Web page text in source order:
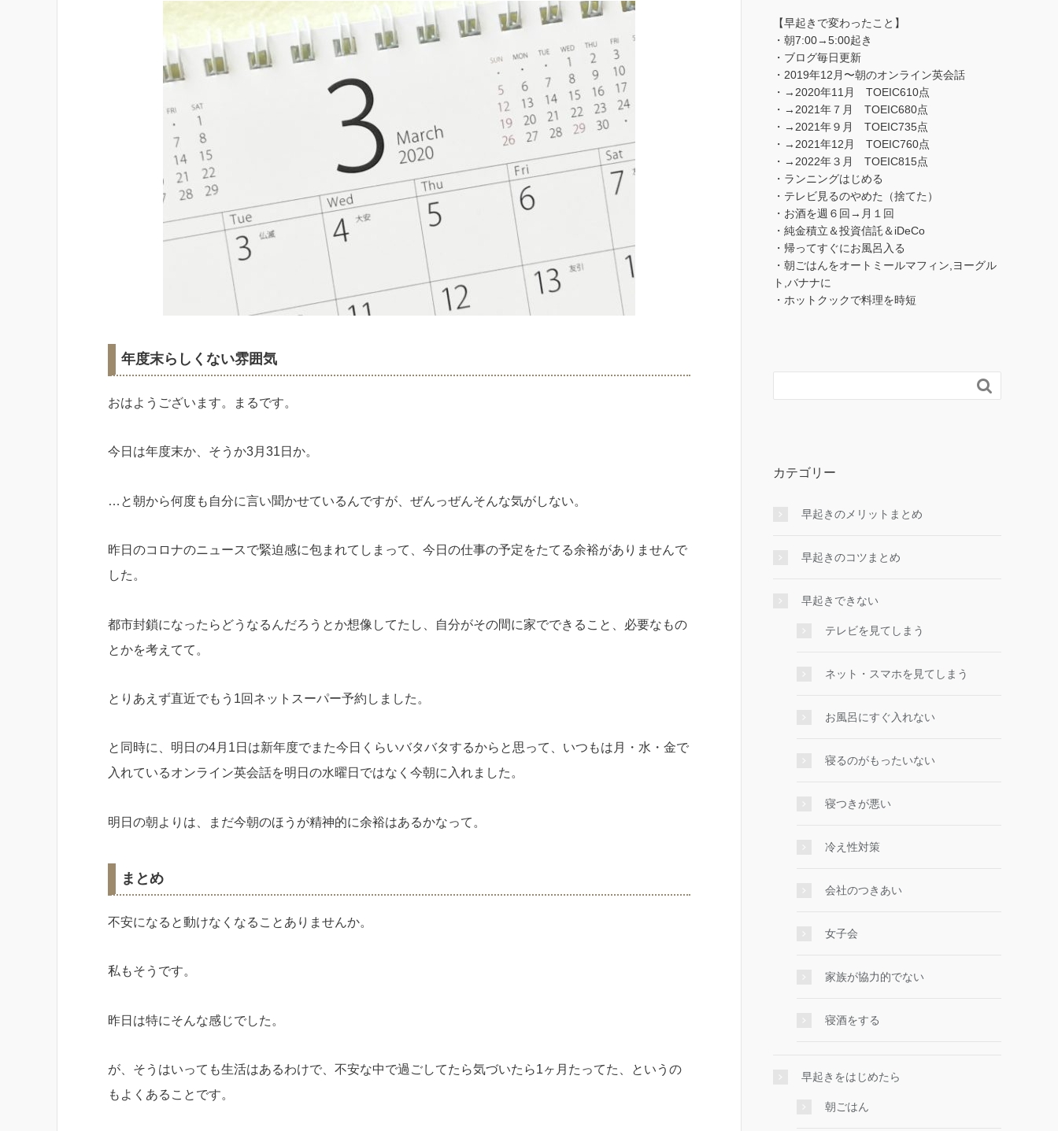
年度末らしくない雰囲気
おはようございます。まるです。
今日は年度末か、そうか3月31日か。
…と朝から何度も自分に言い聞かせているんですが、ぜんっぜんそんな気がしない。
昨日のコロナのニュースで緊迫感に包まれてしまって、今日の仕事の予定をたてる余裕がありませんで
した。
都市封鎖になったらどうなるんだろうとか想像してたし、自分がその間に家でできること、必要なもの
とかを考えてて。
とりあえず直近でもう1回ネットスーパー予約しました。
と同時に、明日の4月1日は新年度でまた今日くらいバタバタするからと思って、いつもは月・水・金で
入れているオンライン英会話を明日の水曜日ではなく今朝に入れました。
明日の朝よりは、まだ今朝のほうが精神的に余裕はあるかなって。
まとめ
不安になると動けなくなることありませんか。
私もそうです。
昨日は特にそんな感じでした。
が、そうはいっても生活はあるわけで、不安な中で過ごしてたら気づいたら1ヶ月たってた、というの
もよくあることです。
【早起きで変わったこと】
・朝7:00→5:00起き
・ブログ毎日更新
・2019年12月〜朝のオンライン英会話
・→2020年11月 TOEIC610点
・→2021年７月 TOEIC680点
・→2021年９月 TOEIC735点
・→2021年12月 TOEIC760点
・→2022年３月 TOEIC815点
・ランニングはじめる
・テレビ見るのやめた（捨てた）
・お酒を週６回→月１回
・純金積立＆投資信託＆iDeCo
・帰ってすぐにお風呂入る
・朝ごはんをオートミールマフィン,ヨーグル
ト,バナナに
・ホットクックで料理を時短

カテゴリー
早起きのメリットまとめ
早起きのコツまとめ
早起きできない
テレビを見てしまう
ネット・スマホを見てしまう
お風呂にすぐ入れない
寝るのがもったいない
寝つきが悪い
冷え性対策
会社のつきあい
女子会
家族が協力的でない
寝酒をする
早起きをはじめたら
朝ごはん